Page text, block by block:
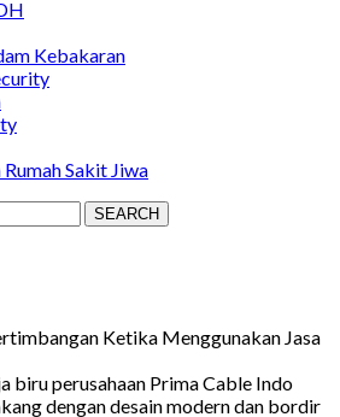
Kebakaran
Rumah Sakit Jiwa
SEARCH
Ketika Menggunakan Jasa